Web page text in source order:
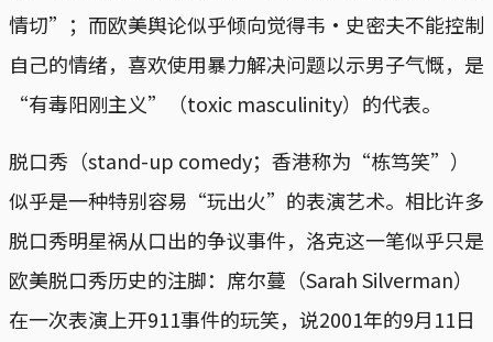
情切”；而欧美舆论似乎倾向觉得韦·史密夫不能控制
自己的情绪，喜欢使用暴力解决问题以示男子气慨，是
“有毒阳刚主义”（toxic masculinity）的代表。
脱口秀（stand-up comedy；香港称为“栋笃笑”）
似乎是一种特别容易“玩出火”的表演艺术。相比许多
脱口秀明星祸从口出的争议事件，洛克这一笔似乎只是
欧美脱口秀历史的注脚：席尔蔓（Sarah Silverman）
在一次表演上开911事件的玩笑，说2001年的9月11日